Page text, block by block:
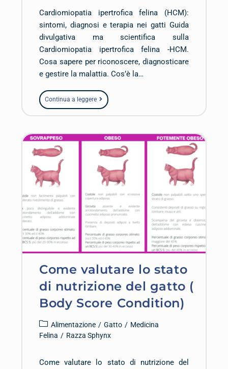
Cardiomiopatia ipertrofica felina (HCM):
sintomi, diagnosi e terapia nei gatti Guida
divulgativa ma scientifica sulla
Cardiomiopatia ipertrofica felina -HCM.
Cosa sapere per riconoscere, diagnosticare
e gestire la malattia. Cos’è la…
Continua a leggere
Come valutare lo stato
di nutrizione del gatto (
Body Score Condition)
Alimentazione / Gatto / Medicina
Felina / Razza Sphynx
Come valutare lo stato di nutrizione del